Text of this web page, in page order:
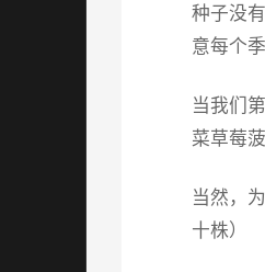
种子没
意每个
当我们
菜草莓
当然，
十株）